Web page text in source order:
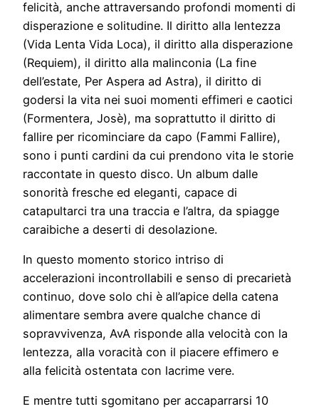
felicità, anche attraversando profondi momenti di
disperazione e solitudine. Il diritto alla lentezza
(Vida Lenta Vida Loca), il diritto alla disperazione
(Requiem), il diritto alla malinconia (La fine
dell’estate, Per Aspera ad Astra), il diritto di
godersi la vita nei suoi momenti effimeri e caotici
(Formentera, Josè), ma soprattutto il diritto di
fallire per ricominciare da capo (Fammi Fallire),
sono i punti cardini da cui prendono vita le storie
raccontate in questo disco. Un album dalle
sonorità fresche ed eleganti, capace di
catapultarci tra una traccia e l’altra, da spiagge
caraibiche a deserti di desolazione.
In questo momento storico intriso di
accelerazioni incontrollabili e senso di precarietà
continuo, dove solo chi è all’apice della catena
alimentare sembra avere qualche chance di
sopravvivenza, AvA risponde alla velocità con la
lentezza, alla voracità con il piacere effimero e
alla felicità ostentata con lacrime vere.
E mentre tutti sgomitano per accaparrarsi 10